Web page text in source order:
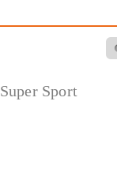
Super Sport